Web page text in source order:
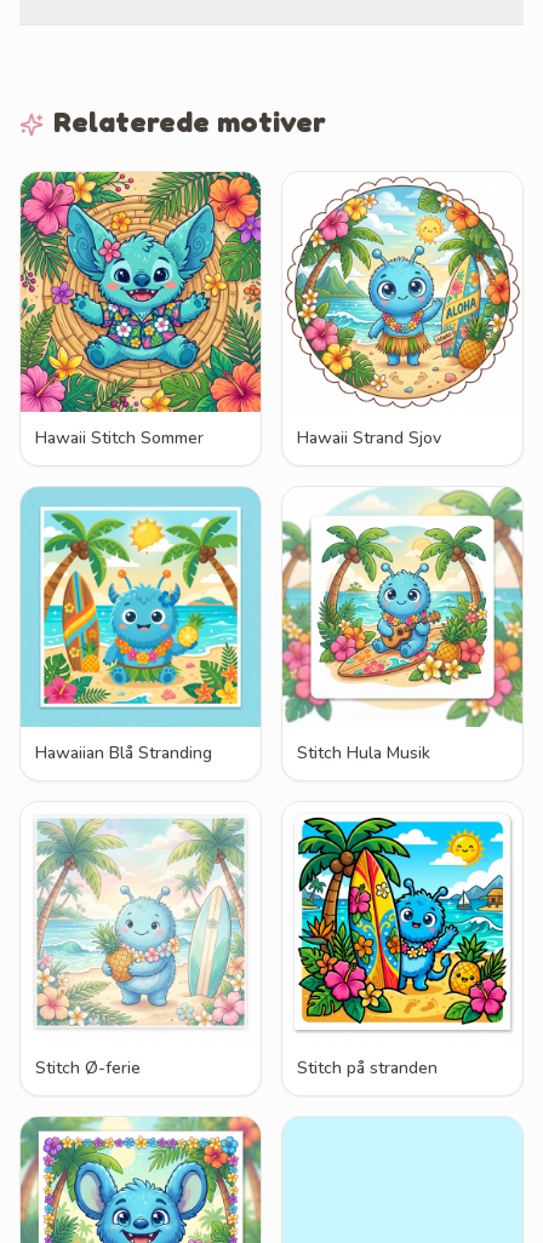
Relaterede motiver
Hawaii Stitch Sommer Hawaii Strand Sjov
Hawaiian Blå Stranding Stitch Hula Musik
Stitch Ø-ferie Stitch på stranden